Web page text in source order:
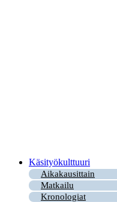
Käsityökulttuuri
Aikakausittain
Matkailu
Kronologiat